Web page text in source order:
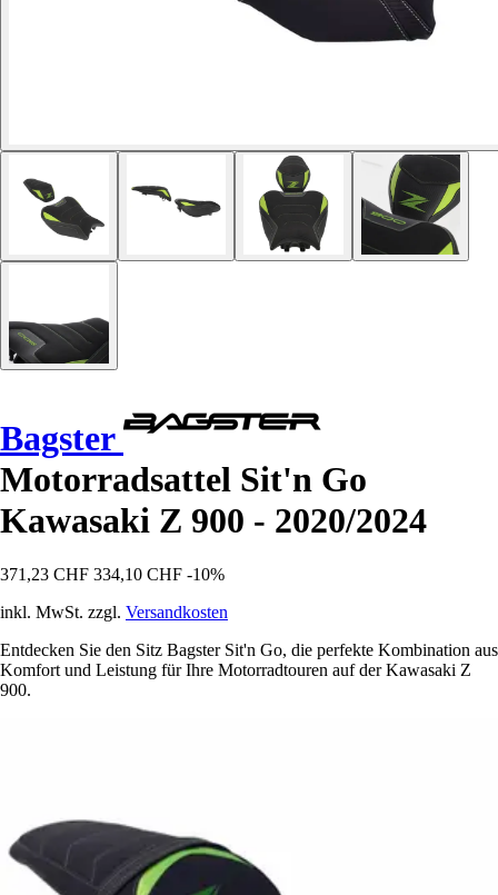
Bagster
Motorradsattel Sit'n Go
Kawasaki Z 900 - 2020/2024
371,23 CHF 334,10 CHF -10%
inkl. MwSt. zzgl. Versandkosten
Entdecken Sie den Sitz Bagster Sit'n Go, die perfekte Kombination aus
Komfort und Leistung für Ihre Motorradtouren auf der Kawasaki Z
900.